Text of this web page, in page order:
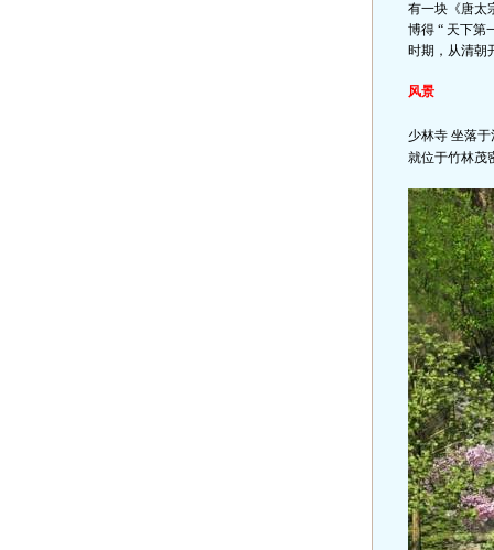
有一块《唐太
博得 “ 天下第
时期，从清朝
风景
少林寺 坐落
就位于竹林茂